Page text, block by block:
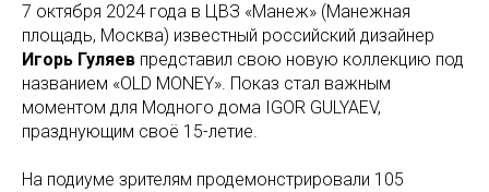
7 октября 2024 года в ЦВЗ «Манеж» (Манежная
площадь, Москва) известный российский дизайнер
Игорь Гуляев представил свою новую коллекцию под
названием «OLD MONEY». Показ стал важным
моментом для Модного дома IGOR GULYAEV,
празднующим своё 15-летие.
На подиуме зрителям продемонстрировали 105